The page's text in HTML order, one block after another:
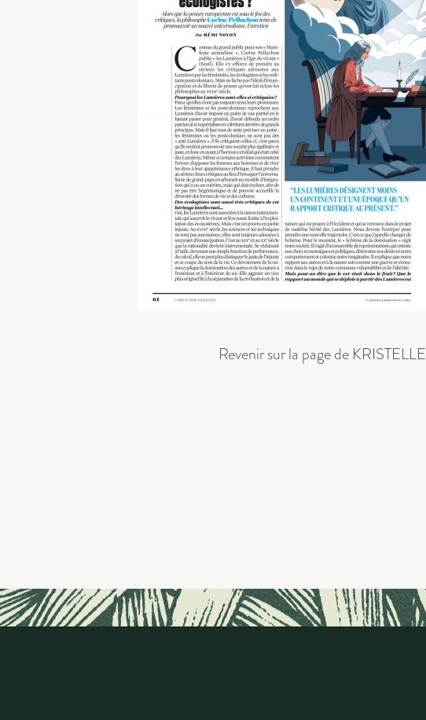
Revenir sur la page de KRISTELLE